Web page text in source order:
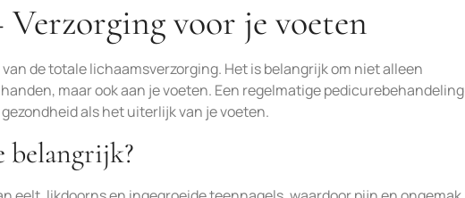
voor je voeten
de totale lichaamsverzorging. Het is belangrijk om niet alleen
maar ook aan je voeten. Een regelmatige pedicurebehandeling
als het uiterlijk van je voeten.
belangrijk?